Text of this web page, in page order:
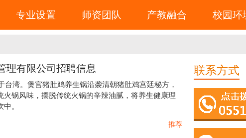
专业设置 师资团队 产教融合 校园环
理有限公司招聘信息
台湾。煲宫猪肚鸡养生锅沿袭清朝猪肚鸡宫廷秘方，
火锅风味，摆脱传统火锅的辛辣油腻，将养生健康理
。
推荐
联系方式